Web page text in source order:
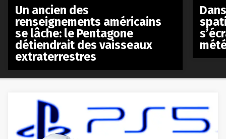
Un ancien des
renseignements américains
se lâche: le Pentagone
détiendrait des vaisseaux
extraterrestres